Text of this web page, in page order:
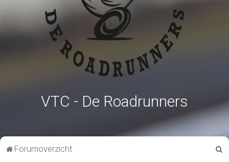
VTC - De Roadrunners
Forumoverzicht